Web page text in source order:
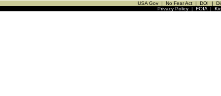
USA Gov | No Fear Act | DOI |
Privacy Policy| FOIA|